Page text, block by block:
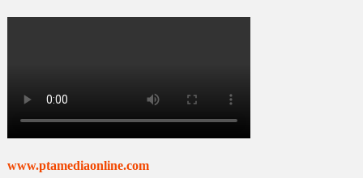
www.ptamediaonline.com